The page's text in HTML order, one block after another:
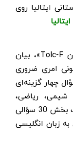
ایتالیا روی
Tolc-F»، بیان
امری ضروری
آزمون ورودی متشکل از 50 سؤال چهار گزینه‌ای
ریاضی،
فیزیک و استدلال می‌باشد. همچنین یک بخش 30 سؤالی
زبان انگلیسی